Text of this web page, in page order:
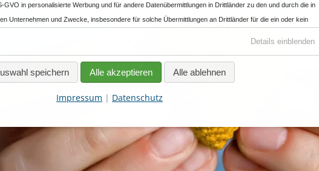
GVO in personalisierte Werbung und für andere Datenübermittlungen in Drittländer zu den und durch die in
Unternehmen und Zwecke, insbesondere für solche Übermittlungen an Drittländer für die ein oder kein
EWR vorliegt sowie an Unternehmen oder sonstige Stellen, die einem bestehenden
einer Selbstzertifizierung oder anderer Beitrittskriterien unterfallen, und in denen oder für die
Garantien für den Schutz meiner personenbezogenen Daten bestehen (z.B. wegen § 702 FISA,
CloudAct in den USA). Bei Abgabe meiner freiwilligen und ausdrücklichen Einwilligung war mir bekannt, dass
Verarbeitung nicht berührt. Mit einer einzelnen Handlung (dem Betätigen der zustimmenden
Dabei handelt es sich sowohl um Einwilligungen nach dem EU/EWR-Datenschutzrecht als auch
Telemedienrechts, und anderer internationaler Rechtsvorschriften, die unter anderem zum Speichern und
Details einblenden
speichern Alle akzeptieren Alle ablehnen
Impressum | Datenschutz